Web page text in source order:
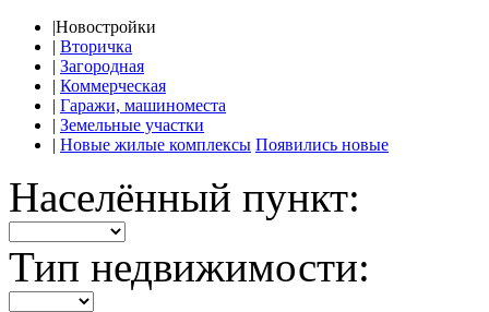
|Новостройки
| Вторичка
| Загородная
| Коммерческая
| Гаражи, машиноместа
| Земельные участки
| Новые жилые комплексы Появились новые
Населённый пункт:
Тип недвижимости: